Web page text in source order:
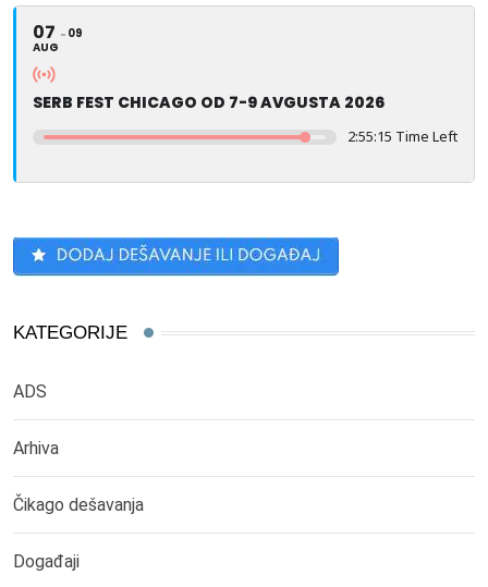
07
AUG
09
SERB FEST CHICAGO OD 7-9 AVGUSTA 2026
2:55:14 Time Left
KATEGORIJE
ADS
Arhiva
Čikago dešavanja
Događaji